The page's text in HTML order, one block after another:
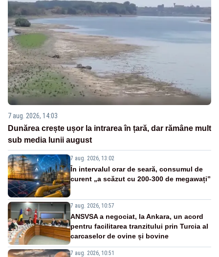
7 aug. 2026, 14:03
Dunărea crește ușor la intrarea în țară, dar rămâne mult
sub media lunii august
7 aug. 2026, 13:02
În intervalul orar de seară, consumul de
curent „a scăzut cu 200-300 de megawați”
7 aug. 2026, 10:57
ANSVSA a negociat, la Ankara, un acord
pentru facilitarea tranzitului prin Turcia al
carcaselor de ovine și bovine
7 aug. 2026, 10:51